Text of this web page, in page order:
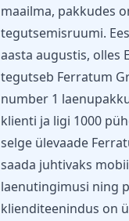
maailma, pakkudes
tegutsemisruumi.
aasta augustis, olles
tegutseb Ferratum
number 1
klienti ja ligi 1000
selge ülevaade
saada juhtivaks
laenutingimusi ning
klienditeenindus on